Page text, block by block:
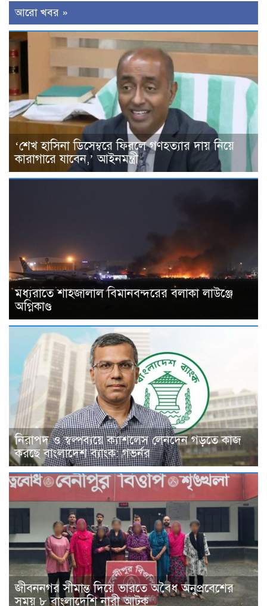
আরো খবর »
‘শেখ হাসিনা ডিসেম্বরে ফিরলে গণহত্যার দায় নিয়ে
কারাগারে যাবেন,’ আইনমন্ত্রী
মধ্যরাতে শাহজালাল বিমানবন্দরের বলাকা লাউঞ্জে
অগ্নিকাণ্ড
নিরাপদ ও স্বল্পব্যয়ে ক্যাশলেস লেনদেন গড়তে কাজ
করছে বাংলাদেশ ব্যাংক: গভর্নর
জীবননগর সীমান্ত দিয়ে ভারতে অবৈধ অনুপ্রবেশের
সময় ৮ বাংলাদেশি নারী আটক